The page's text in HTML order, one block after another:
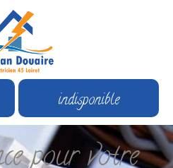
indisponible
pour votre